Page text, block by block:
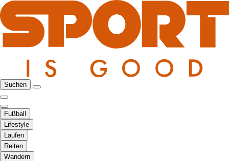
Suchen
Fußball
Lifestyle
Laufen
Reiten
Wandern